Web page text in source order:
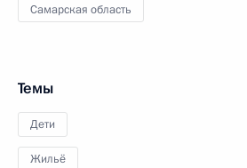
Самарская область
Темы
Дети
Жильё